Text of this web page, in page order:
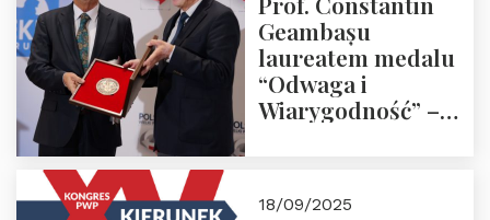
Geambașu
laureatem medalu
“Odwaga i
Wiarygodność” –
18/09/2025